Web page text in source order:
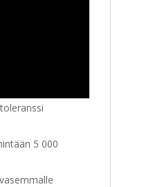
toleranssi
5 000